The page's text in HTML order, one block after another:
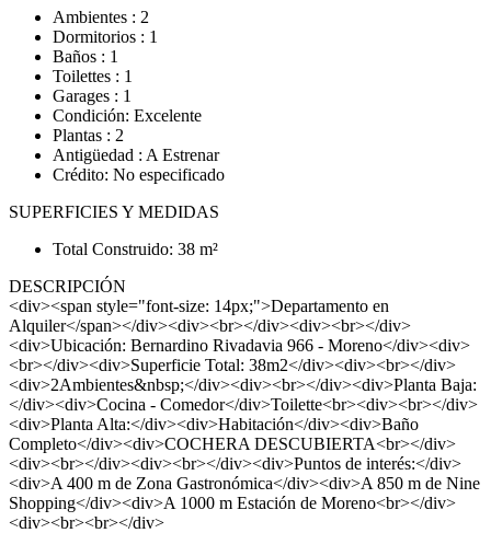
Ambientes : 2
Dormitorios : 1
Baños : 1
Toilettes : 1
Garages : 1
Condición: Excelente
Plantas : 2
Antigüedad : A Estrenar
Crédito: No especificado
SUPERFICIES Y MEDIDAS
Total Construido: 38 m²
DESCRIPCIÓN
<div><span style="font-size: 14px;">Departamento en
Alquiler</span></div><div><br></div><div><br></div>
<div>Ubicación: Bernardino Rivadavia 966 - Moreno</div><div>
<br></div><div>Superficie Total: 38m2</div><div><br></div>
<div>2Ambientes&nbsp;</div><div><br></div><div>Planta Baja:
</div><div>Cocina - Comedor</div>Toilette<br><div><br></div>
<div>Planta Alta:</div><div>Habitación</div><div>Baño
Completo</div><div>COCHERA DESCUBIERTA<br></div>
<div><br></div><div><br></div><div>Puntos de interés:</div>
<div>A 400 m de Zona Gastronómica</div><div>A 850 m de Nine
Shopping</div><div>A 1000 m Estación de Moreno<br></div>
<div><br><br></div>